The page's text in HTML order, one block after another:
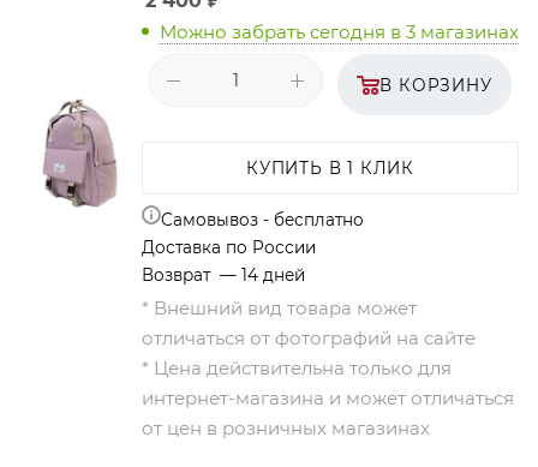
Можно забрать сегодня в 3 магазинах
В КОРЗИНУ
КУПИТЬ В 1 КЛИК
Самовывоз - бесплатно
Доставка по России
Возврат — 14 дней
* Внешний вид товара может
отличаться от фотографий на сайте
* Цена действительна только для
интернет-магазина и может отличаться
от цен в розничных магазинах